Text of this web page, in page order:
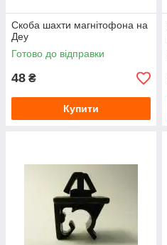
Скоба шахти магнітофона на
Деу
Готово до відправки
48 ₴
Купити